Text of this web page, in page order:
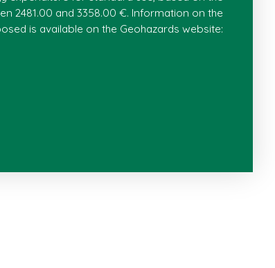
2481.00 and 3358.00 €. Information on the
is available on the Geohazards website: